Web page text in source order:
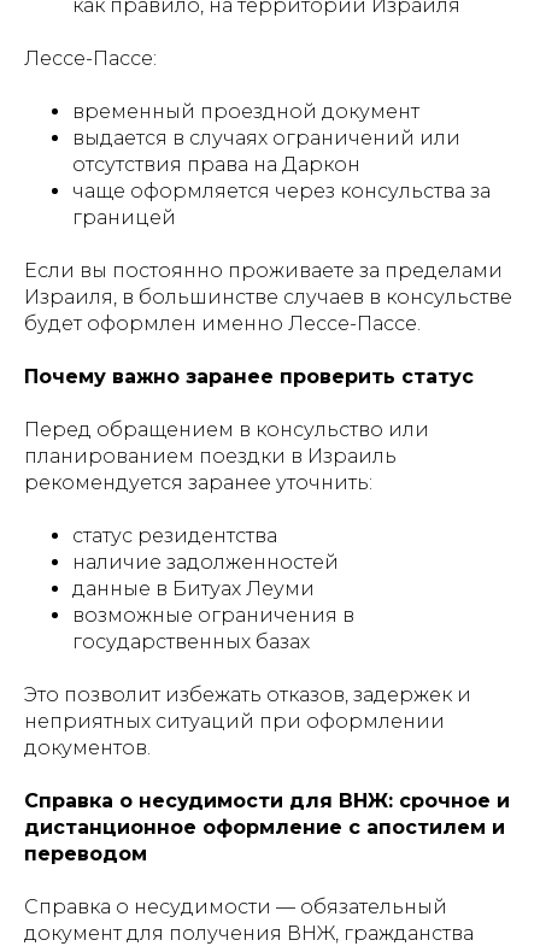
как правило, на территории Израиля
Лессе-Пассе:
временный проездной документ
выдается в случаях ограничений или
отсутствия права на Даркон
чаще оформляется через консульства за
границей
Если вы постоянно проживаете за пределами
Израиля, в большинстве случаев в консульстве
будет оформлен именно Лессе-Пассе.
Почему важно заранее проверить статус
Перед обращением в консульство или
планированием поездки в Израиль
рекомендуется заранее уточнить:
статус резидентства
наличие задолженностей
данные в Битуах Леуми
возможные ограничения в
государственных базах
Это позволит избежать отказов, задержек и
неприятных ситуаций при оформлении
документов.
Справка о несудимости для ВНЖ: срочное и
дистанционное оформление с апостилем и
переводом
Справка о несудимости — обязательный
документ для получения ВНЖ, гражданства